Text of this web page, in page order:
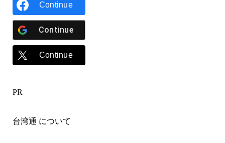
Continue
Continue
Continue
PR
台湾通 について